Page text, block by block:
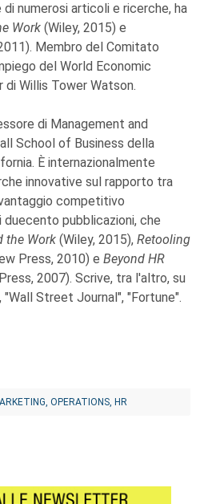
numerosi articoli e ricerche, ha
Work (Wiley, 2015) e
Membro del Comitato
del World Economic
di Willis Tower Watson.
di Management and
School of Business della
È internazionalmente
innovative sul rapporto tra
competitivo
pubblicazioni, che
the Work (Wiley, 2015), Retooling
Press, 2010) e Beyond HR
2007). Scrive, tra l'altro, su
"Wall Street Journal", "Fortune".
OPERATIONS, HR